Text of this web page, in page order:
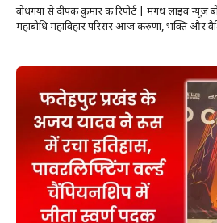
बोधगया से दीपक कुमार की रिपोर्ट | मगध लाइव न्यूज
महाबोधि महाविहार परिसर आज करुणा, भक्ति और